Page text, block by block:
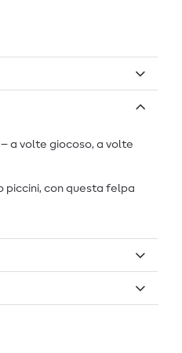
a volte giocoso, a volte
piccini, con questa felpa